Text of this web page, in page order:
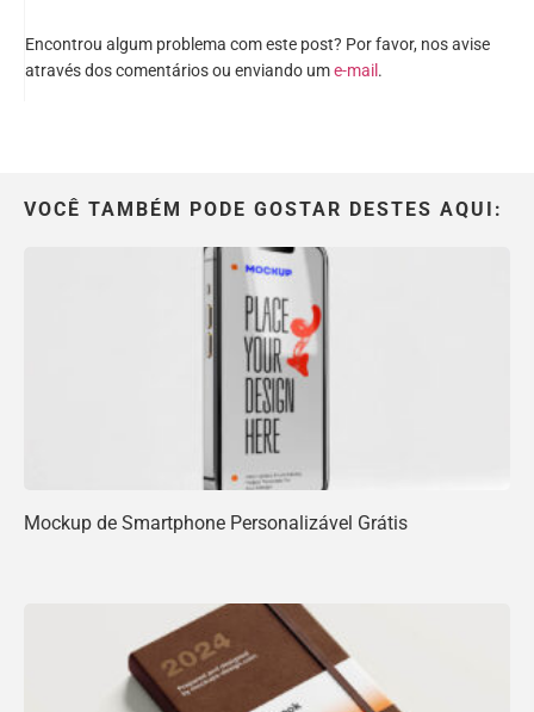
Encontrou algum problema com este post? Por favor, nos avise
através dos comentários ou enviando ume-mail .
VOCÊ TAMBÉM PODE GOSTAR DESTES AQUI:
Mockup de Smartphone Personalizável Grátis